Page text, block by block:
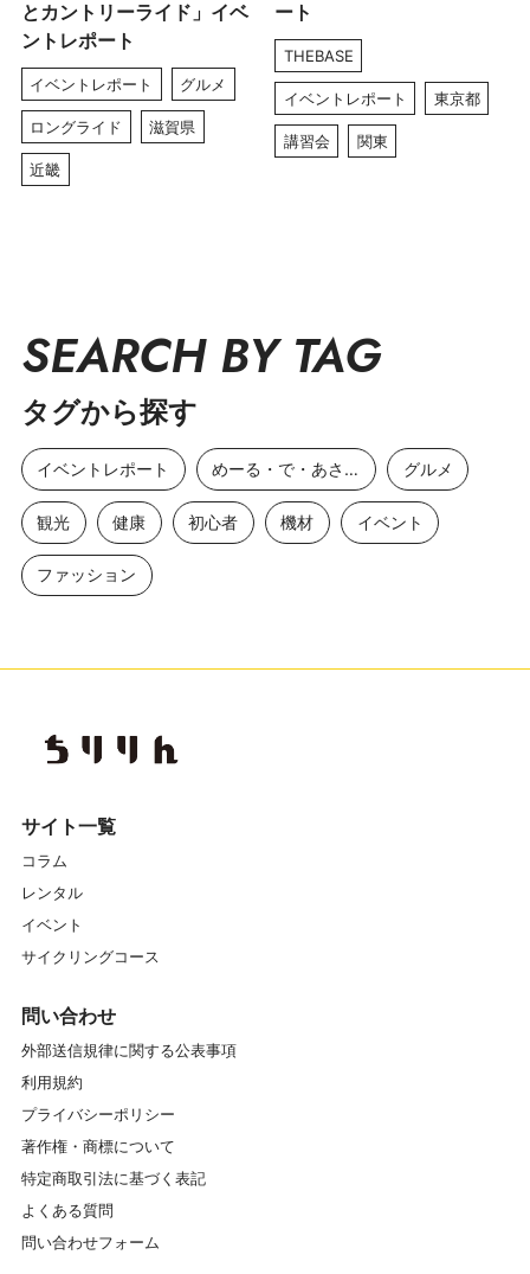
とカントリーライド」イベ
ントレポート
イベントレポート グルメ
ロングライド 滋賀県
近畿
ート
THEBASE
イベントレポート 東京都
講習会 関東
SEARCH BY TAG
タグから探す
イベントレポート めーる・で・あさひ グルメ
観光 健康 初心者 機材 イベント
ファッション
サイト一覧
コラム
レンタル
イベント
サイクリングコース
問い合わせ
外部送信規律に関する公表事項
利用規約
プライバシーポリシー
著作権・商標について
特定商取引法に基づく表記
よくある質問
問い合わせフォーム